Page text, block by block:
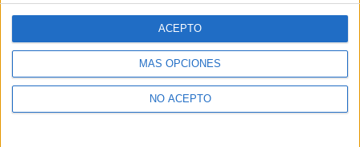
MÁS OPCIONES
NO ACEPTO
ACEPTO